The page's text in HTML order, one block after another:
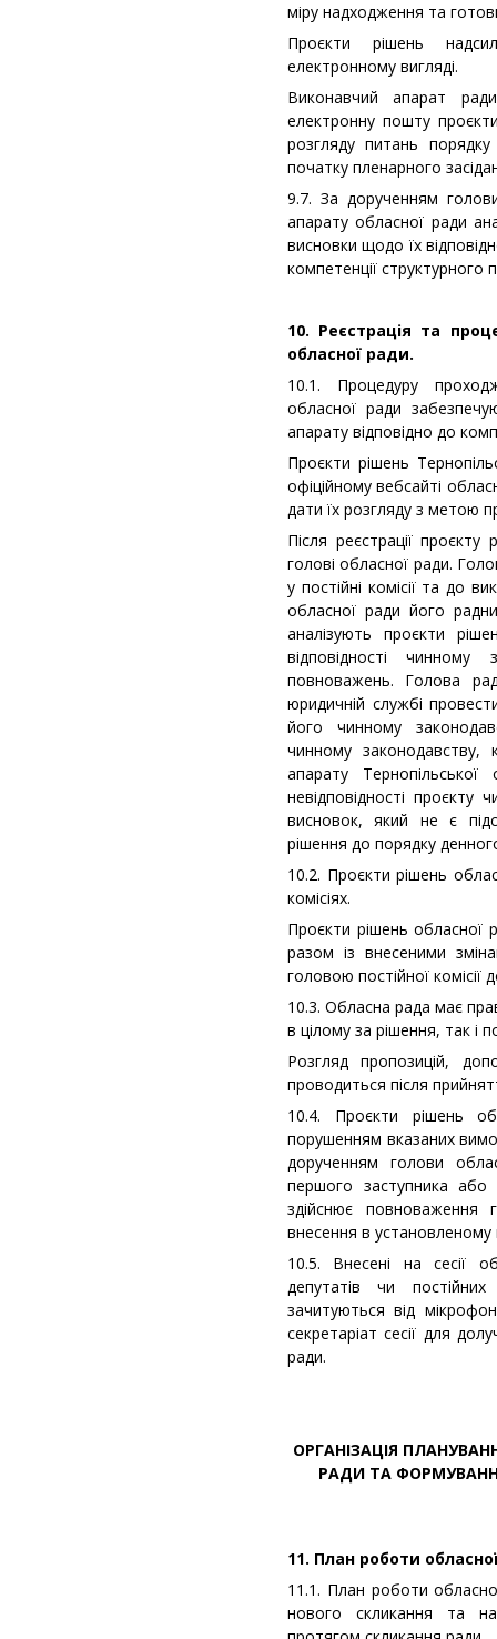
міру надходження та
Проєкти рішень
електронному вигляді.
Виконавчий апарат
електронну пошту
розгляду питань
початку пленарного
9.7. За дорученням
апарату обласної ради
висновки щодо їх
компетенції структурного
10. Реєстрація та
обласної ради.
10.1. Процедуру
обласної ради
апарату відповідно до
Проєкти рішень
офіційному вебсайті
дати їх розгляду з метою
Після реєстрації
голові обласної ради.
у постійні комісії та до
обласної ради його
аналізують проєкти
відповідності чинному
повноважень. Голова
юридичній службі
його чинному
чинному законодавству,
апарату
невідповідності
висновок, який не є
рішення до порядку
10.2. Проєкти рішень
комісіях.
Проєкти рішень обласної
разом із внесеними
головою постійної
10.3. Обласна рада має
в цілому за рішення, так і
Розгляд пропозицій,
проводиться після
10.4. Проєкти рішень
порушенням вказаних
дорученням голови
першого заступника або
здійснює повноваження
внесення в установленому
10.5. Внесені на сесії
депутатів чи
зачитуються від
секретаріат сесії для
ради.
ОРГАНІЗАЦІЯ
РАДИ ТА
11. План роботи
11.1. План роботи
нового скликання та